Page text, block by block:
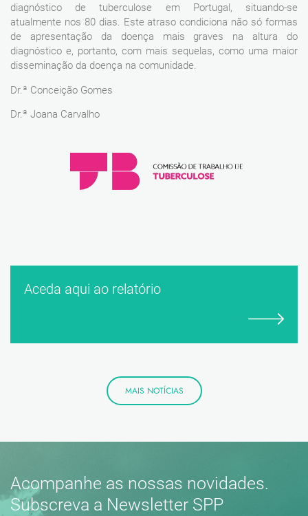
diagnóstico de tuberculose em Portugal, situando-se
atualmente nos 80 dias. Este atraso condiciona não só formas
de apresentação da doença mais graves na altura do
diagnóstico e, portanto, com mais sequelas, como uma maior
disseminação da doença na comunidade.
Dr.ª Conceição Gomes
Dr.ª Joana Carvalho
Aceda aqui ao relatório
MAIS NOTÍCIAS
Acompanhe as nossas novidades.
Subscreva a Newsletter SPP